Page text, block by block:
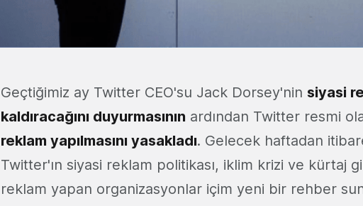
Geçtiğimiz ay Twitter CEO'su Jack Dorsey'nin siyasi
kaldıracağını duyurmasının ardından Twitter resmi
reklam yapılmasını yasakladı. Gelecek haftadan
Twitter'ın siyasi reklam politikası, iklim krizi ve kürtaj
reklam yapan organizasyonlar içim yeni bir rehber